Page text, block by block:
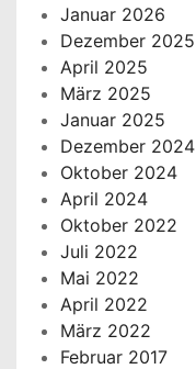
Januar 2026
Dezember 2025
April 2025
März 2025
Januar 2025
Dezember 2024
Oktober 2024
April 2024
Oktober 2022
Juli 2022
Mai 2022
April 2022
März 2022
Februar 2017